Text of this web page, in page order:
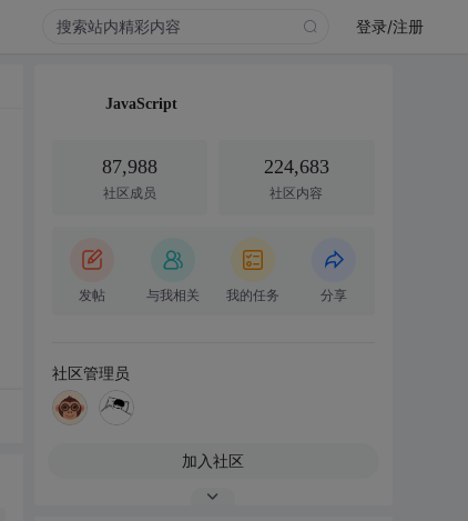
登录/注册
JavaScript
87,988
社区成员
224,683
社区内容
发帖 与我相关 我的任务 分享
社区管理员
加入社区